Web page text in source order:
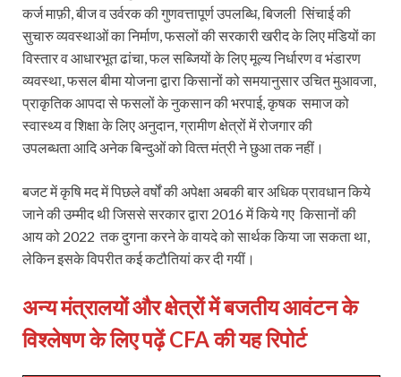
कर्ज माफ़ी, बीज व उर्वरक की गुणवत्तापूर्ण उपलब्धि, बिजली सिंचाई की
सुचारु व्यवस्थाओं का निर्माण, फसलों की सरकारी खरीद के लिए मंडियों का
विस्तार व आधारभूत ढांचा, फल सब्जियों के लिए मूल्य निर्धारण व भंडारण
व्यवस्था, फसल बीमा योजना द्वारा किसानों को समयानुसार उचित मुआवजा,
प्राकृतिक आपदा से फसलों के नुकसान की भरपाई, कृषक समाज को
स्वास्थ्य व शिक्षा के लिए अनुदान, ग्रामीण क्षेत्रों में रोजगार की
उपलब्धता आदि अनेक बिन्दुओं को वित्‍त मंत्री ने छुआ तक नहीं।
बजट में कृषि मद में पिछले वर्षों की अपेक्षा अबकी बार अधिक प्रावधान किये
जाने की उम्मीद थी जिससे सरकार द्वारा 2016 में किये गए किसानों की
आय को 2022 तक दुगना करने के वायदे को सार्थक किया जा सकता था,
लेकिन इसके विपरीत कई कटौतियां कर दी गयीं।
अन्य मंत्रालयों और क्षेत्रों में बजतीय आवंटन के
विश्लेषण के लिए पढ़ें CFA की यह रिपोर्ट